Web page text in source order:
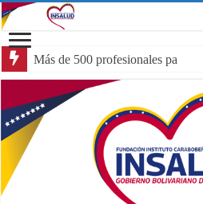
Más de 500 profesionales participa